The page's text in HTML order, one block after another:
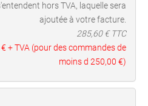
hors TVA, laquelle sera
ajoutée à votre facture.
285,60€ TTC
+ TVA (pour des commandes de
moins d 250,00 €)